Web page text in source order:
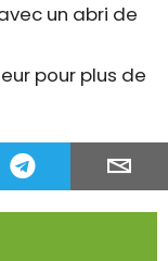
un abri de
pour plus de